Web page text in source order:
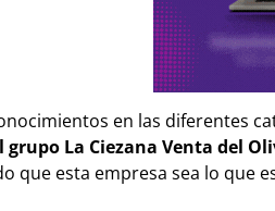
en las diferentes
La Ciezana Venta del
que esta empresa sea lo que